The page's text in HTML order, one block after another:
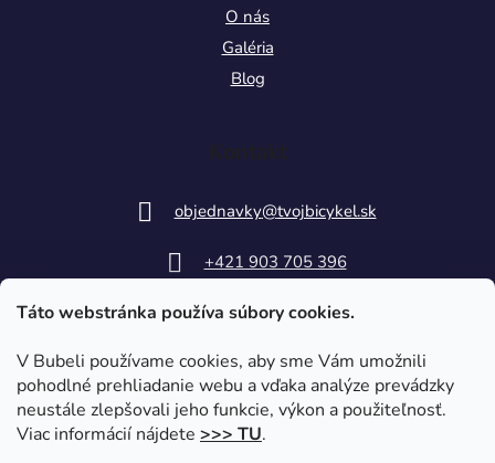
Táto webstránka používa súbory cookies.
V Bubeli používame cookies, aby sme Vám umožnili
pohodlné prehliadanie webu a vďaka analýze prevádzky
neustále zlepšovali jeho funkcie, výkon a použiteľnosť.
Viac informácií nájdete >>> TU.
O nás
Galéria
Blog
Kontakt
objednavky@tvojbicykel.sk
+421 903 705 396